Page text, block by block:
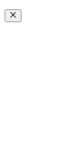
Schließen